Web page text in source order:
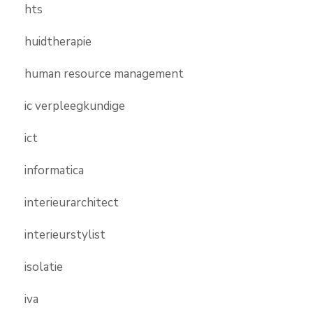
hts
huidtherapie
human resource management
ic verpleegkundige
ict
informatica
interieurarchitect
interieurstylist
isolatie
iva